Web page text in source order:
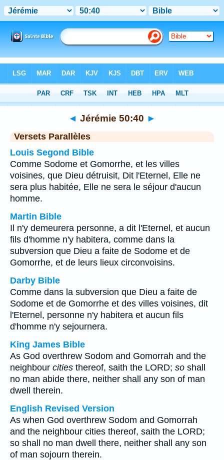
Chapitre 50 > Verset 40
◄ Jérémie 50:40 ►
Versets Parallèles
Louis Segond Bible
Comme Sodome et Gomorrhe, et les villes
voisines, que Dieu détruisit, Dit l'Eternel, Elle ne
sera plus habitée, Elle ne sera le séjour d'aucun
homme.
Martin Bible
Il n'y demeurera personne, a dit l'Eternel, et aucun
fils d'homme n'y habitera, comme dans la
subversion que Dieu a faite de Sodome et de
Gomorrhe, et de leurs lieux circonvoisins.
Darby Bible
Comme dans la subversion que Dieu a faite de
Sodome et de Gomorrhe et des villes voisines, dit
l'Eternel, personne n'y habitera et aucun fils
d'homme n'y sejournera.
King James Bible
As God overthrew Sodom and Gomorrah and the
neighbour cities thereof, saith the LORD; so shall
no man abide there, neither shall any son of man
dwell therein.
English Revised Version
As when God overthrew Sodom and Gomorrah
and the neighbour cities thereof, saith the LORD;
so shall no man dwell there, neither shall any son
of man sojourn therein.